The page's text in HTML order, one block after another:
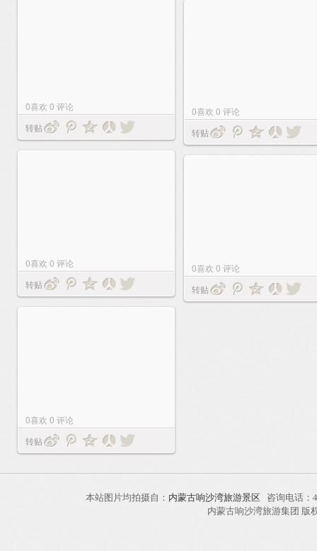
0喜欢 0 评论
转贴
0喜欢 0 评论
转贴
0喜欢 0 评论
转贴
0喜欢 0 评论
转贴
0喜欢 0 评论
转贴
本站图片均拍摄自： 内蒙古响沙湾旅游景区 咨询电话
内蒙古响沙湾旅游集团